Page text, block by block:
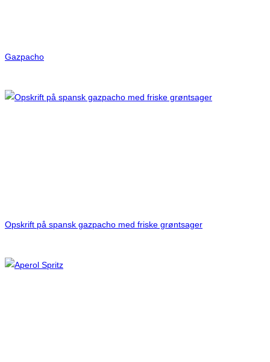
Gazpacho
Opskrift på spansk gazpacho med friske grøntsager